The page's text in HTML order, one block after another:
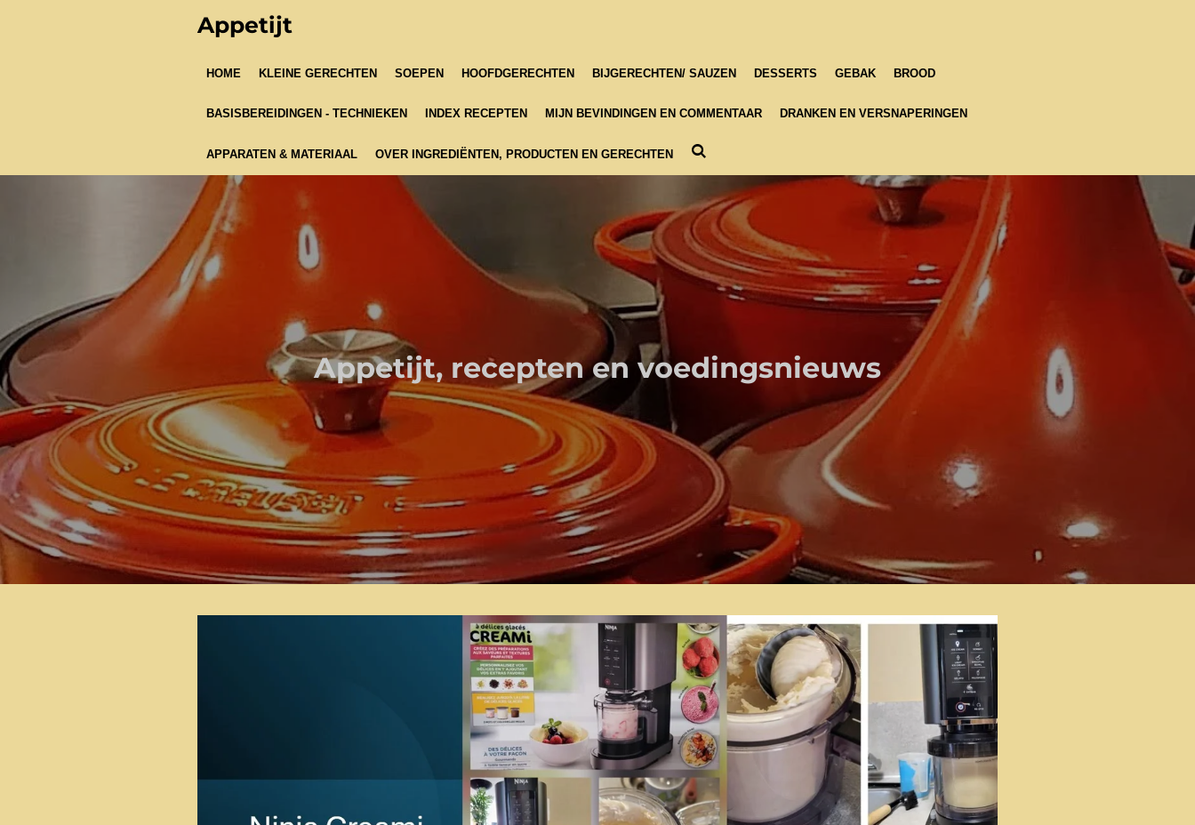
Appetijt
HOME KLEINE GERECHTEN SOEPEN HOOFDGERECHTEN BIJGERECHTEN/ SAUZEN DESSERTS GEBAK BROOD
BASISBEREIDINGEN - TECHNIEKEN INDEX RECEPTEN MIJN BEVINDINGEN EN COMMENTAAR DRANKEN EN VERSNAPERINGEN
APPARATEN & MATERIAAL OVER INGREDIËNTEN, PRODUCTEN EN GERECHTEN
Appetijt, recepten en voedingsnieuws